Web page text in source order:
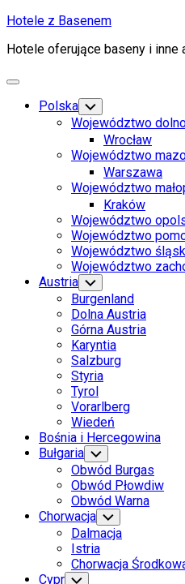
Skip
content
Hotele z Basenem
Hotele oferujące baseny i inne
Expand
Polska Toggle
Child
Menu
Województwo
Wrocław
Województwo
Warszawa
Województwo
Kraków
Województwo
Województwo
Województwo
Województwo
Austria Toggle
Child
Menu
Burgenland
Dolna Austria
Górna Austria
Karyntia
Salzburg
Styria
Tyrol
Vorarlberg
Wiedeń
Bośnia i Hercegowina
Bułgaria Toggle
Child
Menu
Obwód Burgas
Obwód Płowdiw
Obwód Warna
Chorwacja Toggle
Child
Menu
Dalmacja
Istria
Chorwacja
Cypr Toggle